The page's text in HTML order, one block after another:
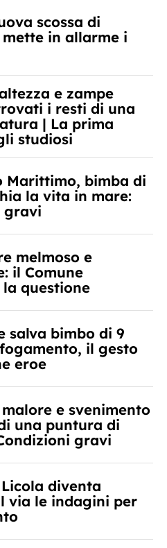
scossa di
in allarme i
e zampe
i resti di una
| La prima
studiosi
Marittimo, bimba di
la vita in mare:
gravi
melmoso e
il Comune
questione
salva bimbo di 9
il gesto
eroe
e svenimento
una puntura di
gravi
diventa
via le indagini per